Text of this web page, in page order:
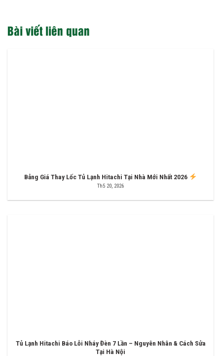
Bài viết liên quan
Bảng Giá Thay Lốc Tủ Lạnh Hitachi Tại Nhà Mới Nhất 2026
Th5 20, 2026
Tủ Lạnh Hitachi Báo Lỗi Nháy Đèn 7 Lần – Nguyên Nhân & Cách Sửa
Tại Hà Nội